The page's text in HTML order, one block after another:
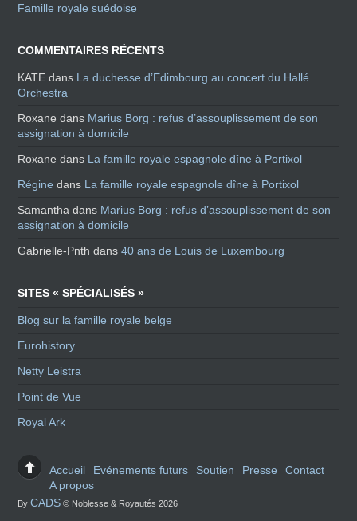
Famille royale suédoise
COMMENTAIRES RÉCENTS
KATE dans La duchesse d’Edimbourg au concert du Hallé
Orchestra
Roxane dans Marius Borg : refus d’assouplissement de son
assignation à domicile
Roxane dans La famille royale espagnole dîne à Portixol
Régine dans La famille royale espagnole dîne à Portixol
Samantha dans Marius Borg : refus d’assouplissement de son
assignation à domicile
Gabrielle-Pnth dans40 ans de Louis de Luxembourg
SITES « SPÉCIALISÉS »
Blog sur la famille royale belge
Eurohistory
Netty Leistra
Point de Vue
Royal Ark
Accueil Evénements futurs Soutien Presse
Contact
A propos
ByCADS © Noblesse & Royautés 2026